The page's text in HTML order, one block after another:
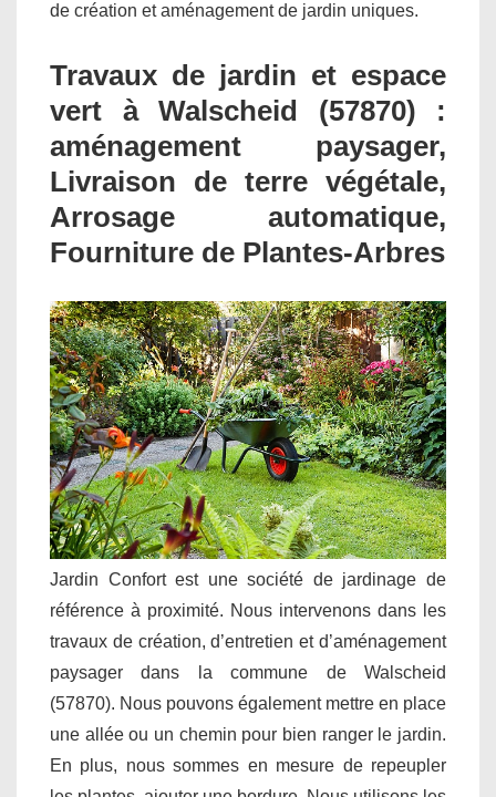
de création et aménagement de jardin uniques.
Travaux de jardin et espace
vert à Walscheid (57870) :
aménagement paysager,
Livraison de terre végétale,
Arrosage automatique,
Fourniture de Plantes-Arbres
Jardin Confort est une société de jardinage de
référence à proximité. Nous intervenons dans les
travaux de création, d’entretien et d’aménagement
paysager dans la commune de Walscheid
(57870). Nous pouvons également mettre en place
une allée ou un chemin pour bien ranger le jardin.
En plus, nous sommes en mesure de repeupler